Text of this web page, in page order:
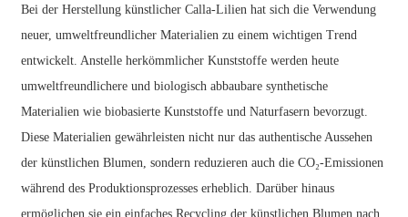
Bei der Herstellung künstlicher Calla-Lilien hat sich die Verwendung
neuer, umweltfreundlicher Materialien zu einem wichtigen Trend
entwickelt. Anstelle herkömmlicher Kunststoffe werden heute
umweltfreundlichere und biologisch abbaubare synthetische
Materialien wie biobasierte Kunststoffe und Naturfasern bevorzugt.
Diese Materialien gewährleisten nicht nur das authentische Aussehen
der künstlichen Blumen, sondern reduzieren auch die CO₂-Emissionen
während des Produktionsprozesses erheblich. Darüber hinaus
ermöglichen sie ein einfaches Recycling der künstlichen Blumen nach